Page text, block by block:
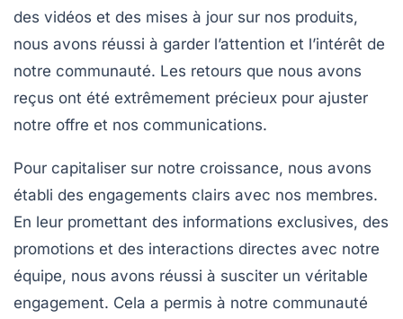
des vidéos et des mises à jour sur nos produits,
nous avons réussi à garder l’attention et l’intérêt de
notre communauté. Les retours que nous avons
reçus ont été extrêmement précieux pour ajuster
notre offre et nos communications.
Pour capitaliser sur notre croissance, nous avons
établi des engagements clairs avec nos membres.
En leur promettant des informations exclusives, des
promotions et des interactions directes avec notre
équipe, nous avons réussi à susciter un véritable
engagement. Cela a permis à notre communauté